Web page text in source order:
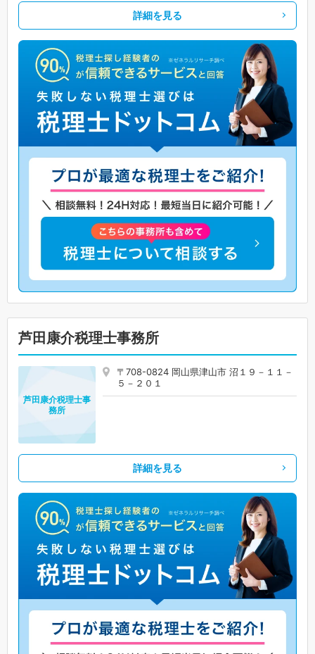
詳細を見る
芦田康介税理士事務所
〒708-0824 岡山県津山市 沼１９－１１－
５－２０１
芦田康介税理士事
務所
詳細を見る